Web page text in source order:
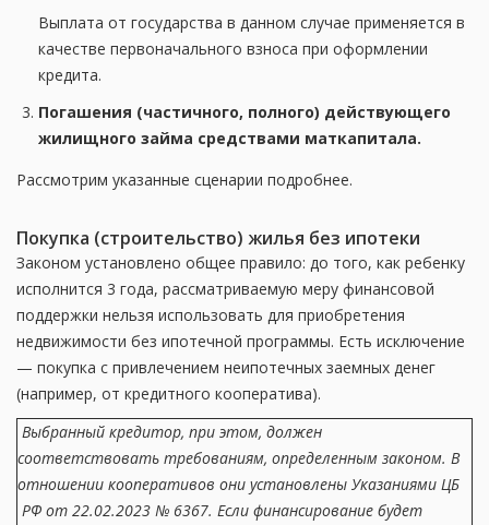
Выплата от государства в данном случае применяется в
качестве первоначального взноса при оформлении
кредита.
Погашения (частичного, полного) действующего
жилищного займа средствами маткапитала.
Рассмотрим указанные сценарии подробнее.
Покупка (строительство) жилья без ипотеки
Законом установлено общее правило: до того, как ребенку
исполнится 3 года, рассматриваемую меру финансовой
поддержки нельзя использовать для приобретения
недвижимости без ипотечной программы. Есть исключение
— покупка с привлечением неипотечных заемных денег
(например, от кредитного кооператива).
Выбранный кредитор, при этом, должен
соответствовать требованиям, определенным законом. В
отношении кооперативов они установлены Указаниями ЦБ
РФ от 22.02.2023 № 6367. Если финансирование будет